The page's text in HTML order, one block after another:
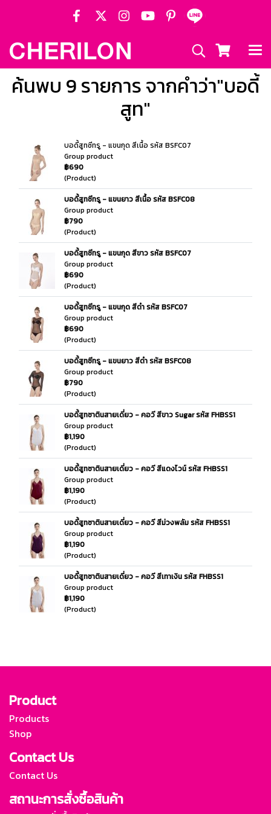
ค้นพบ 9 รายการ จากคำว่า"บอดี้
สูท"
บอดี้สูทซีทรู - แขนกุด สีเนื้อ รหัส BSFC07
Group product
฿690
(Product)
บอดี้สูทซีทรู - แขนยาว สีเนื้อ รหัส BSFC08
Group product
฿790
(Product)
บอดี้สูทซีทรู - แขนกุด สีขาว รหัส BSFC07
Group product
฿690
(Product)
บอดี้สูทซีทรู - แขนกุด สีดำ รหัส BSFC07
Group product
฿690
(Product)
บอดี้สูทซีทรู - แขนยาว สีดำ รหัส BSFC08
Group product
฿790
(Product)
บอดี้สูทซาตินสายเดี่ยว - คอวี สีขาว Sugar รหัส FHBSS1
Group product
฿1,190
(Product)
บอดี้สูทซาตินสายเดี่ยว - คอวี สีแดงไวน์ รหัส FHBSS1
Group product
฿1,190
(Product)
บอดี้สูทซาตินสายเดี่ยว - คอวี สีม่วงพลัม รหัส FHBSS1
Group product
฿1,190
(Product)
บอดี้สูทซาตินสายเดี่ยว - คอวี สีเทาเงิน รหัส FHBSS1
Group product
฿1,190
(Product)
Product
Products
Shop
Contact Us
Contact Us
สถานะการสั่งซื้อสินค้า